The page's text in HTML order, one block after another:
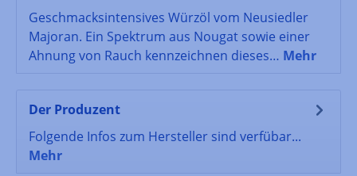
Geschmacksintensives Würzöl vom Neusiedler
Majoran. Ein Spektrum aus Nougat sowie einer
Ahnung von Rauch kennzeichnen dieses… Mehr
Der Produzent
Folgende Infos zum Hersteller sind verfübar...
Mehr